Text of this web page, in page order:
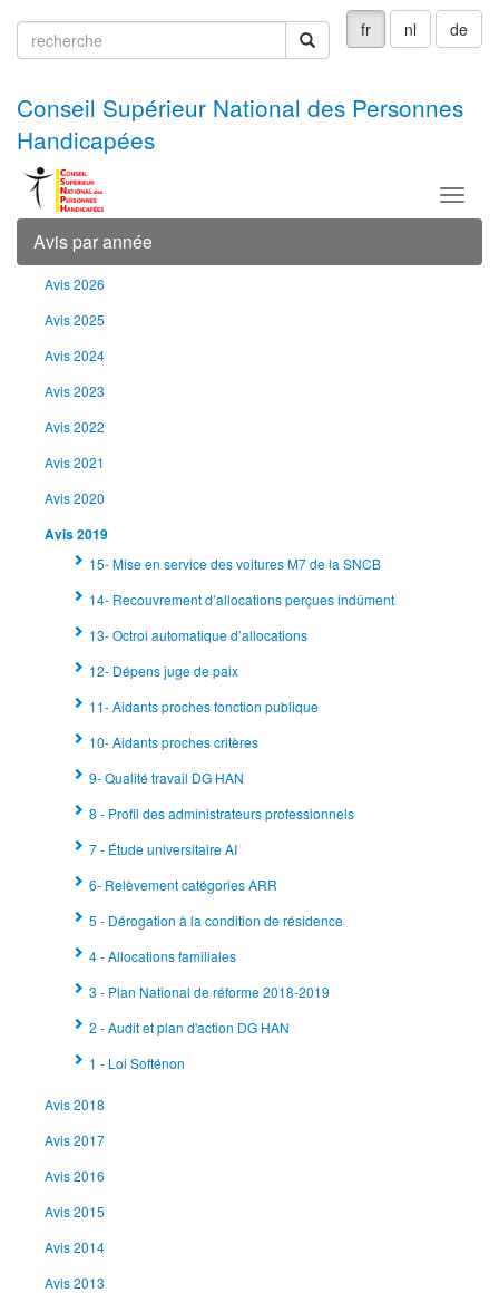
fr nl de
recherche
Conseil Supérieur National des Personnes
Handicapées
Menu
Avis par année
Avis 2026
Avis 2025
Avis 2024
Avis 2023
Avis 2022
Avis 2021
Avis 2020
Avis 2019
15- Mise en service des voitures M7 de la SNCB
14- Recouvrement d’allocations perçues indûment
13- Octroi automatique d’allocations
12- Dépens juge de paix
11- Aidants proches fonction publique
10- Aidants proches critères
9- Qualité travail DG HAN
8 - Profil des administrateurs professionnels
7 - Étude universitaire AI
6- Relèvement catégories ARR
5 - Dérogation à la condition de résidence
4 - Allocations familiales
3 - Plan National de réforme 2018-2019
2 - Audit et plan d'action DG HAN
1 - Loi Softénon
Avis 2018
Avis 2017
Avis 2016
Avis 2015
Avis 2014
Avis 2013